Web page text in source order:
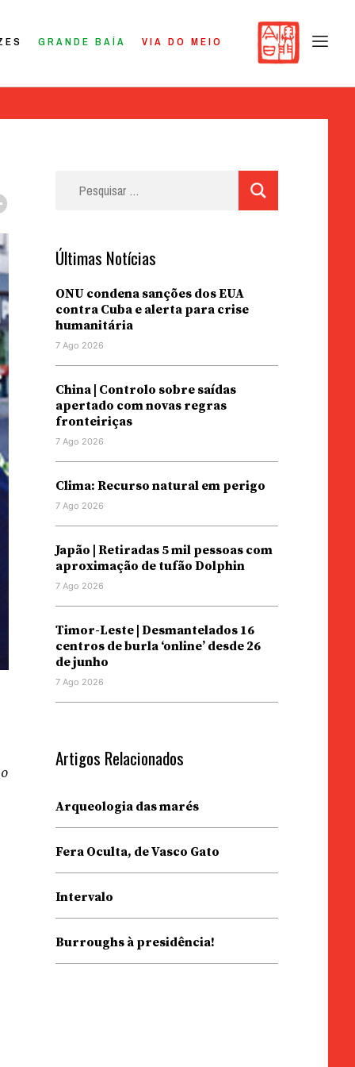
GRANDE BAÍA VIA DO MEIO
Últimas Notícias
ONU condena sanções dos EUA
contra Cuba e alerta para crise
humanitária
7 Ago 2026
China | Controlo sobre saídas
apertado com novas regras
fronteiriças
7 Ago 2026
Clima: Recurso natural em perigo
7 Ago 2026
Japão | Retiradas 5 mil pessoas com
aproximação de tufão Dolphin
7 Ago 2026
Timor-Leste | Desmantelados 16
centros de burla ‘online’ desde 26
de junho
7 Ago 2026
Artigos Relacionados
Arqueologia das marés
Fera Oculta, de Vasco Gato
Intervalo
Burroughs à presidência!